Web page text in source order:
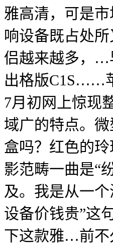
雅高清，可是
响设备既占处
侣越来越多，…
出格版C1S……
7月初网上惊现
域广的特点。
盒吗？红色的
影范畴一曲是“
及。我是从一
设备价钱贵”这
下这款雅…前不